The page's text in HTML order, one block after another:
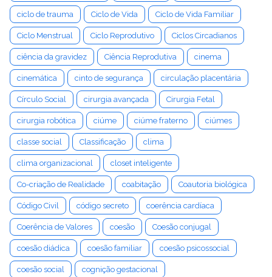
ciclo de trauma Ciclo de Vida Ciclo de Vida Familiar
Ciclo Menstrual Ciclo Reprodutivo Ciclos Circadianos
ciência da gravidez Ciência Reprodutiva cinema
cinemática cinto de segurança circulação placentária
Círculo Social cirurgia avançada Cirurgia Fetal
cirurgia robótica ciúme ciúme fraterno ciúmes
classe social Classificação clima
clima organizacional closet inteligente
Co-criação de Realidade coabitação Coautoria biológica
Código Civil código secreto coerência cardíaca
Coerência de Valores coesão Coesão conjugal
coesão diádica coesão familiar coesão psicossocial
coesão social cognição gestacional